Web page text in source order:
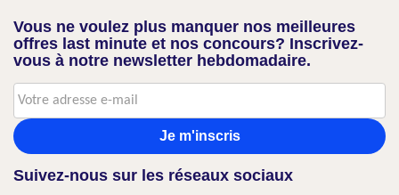
Vous ne voulez plus manquer nos meilleures
offres last minute et nos concours? Inscrivez-
vous à notre newsletter hebdomadaire.
Je m'inscris
Suivez-nous sur les réseaux sociaux